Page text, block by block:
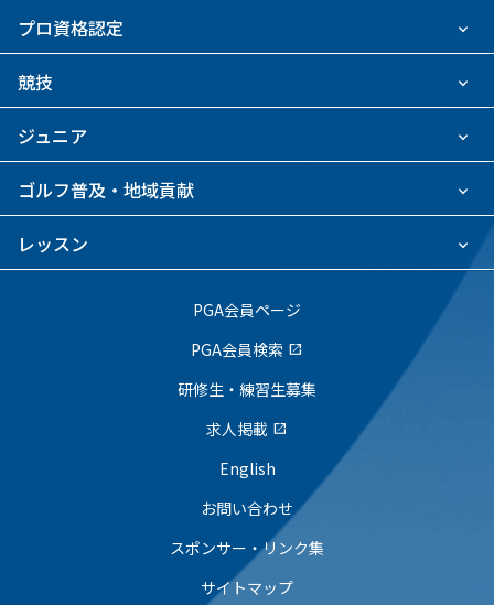
プロ資格認定
競技
ジュニア
ゴルフ普及・地域貢献
レッスン
PGA会員ページ
PGA会員検索 open_in_new
研修生・練習生募集
求人掲載 open_in_new
English
お問い合わせ
スポンサー・リンク集
サイトマップ